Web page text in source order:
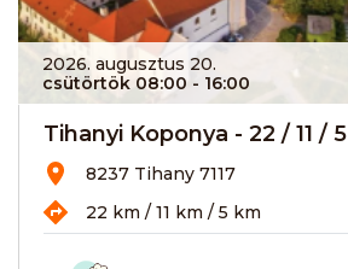
2026. augusztus 20.
csütörtök 08:00 - 16:00
Tihanyi Koponya - 22 / 11 / 5
8237 Tihany 7117
22 km / 11 km / 5 km